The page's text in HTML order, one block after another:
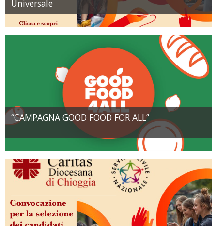
Universale
“CAMPAGNA GOOD FOOD FOR ALL”